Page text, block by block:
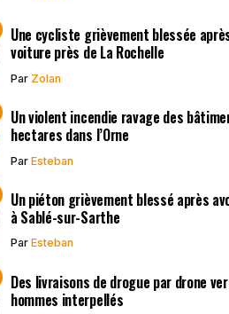
Une cycliste grièvement blessée
voiture près de La Rochelle
Par Zolan
Un violent incendie ravage des
hectares dans l’Orne
Par Esteban
Un piéton grièvement blessé après
à Sablé-sur-Sarthe
Par Esteban
Des livraisons de drogue par drone
hommes interpellés